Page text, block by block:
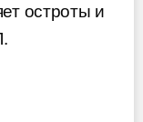
остроты и